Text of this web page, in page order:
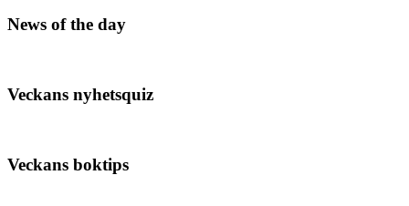
News of the day
Veckans nyhetsquiz
Veckans boktips